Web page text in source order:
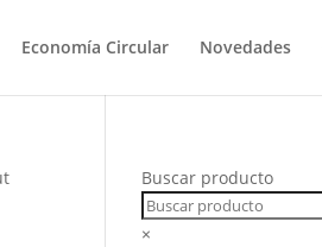
Economía Circular Novedades
Buscar producto
×